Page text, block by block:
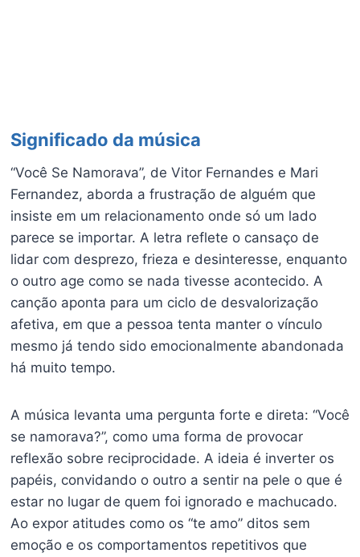
Significado da música
“Você Se Namorava”, de Vitor Fernandes e Mari
Fernandez, aborda a frustração de alguém que
insiste em um relacionamento onde só um lado
parece se importar. A letra reflete o cansaço de
lidar com desprezo, frieza e desinteresse, enquanto
o outro age como se nada tivesse acontecido. A
canção aponta para um ciclo de desvalorização
afetiva, em que a pessoa tenta manter o vínculo
mesmo já tendo sido emocionalmente abandonada
há muito tempo.
A música levanta uma pergunta forte e direta: “Você
se namorava?”, como uma forma de provocar
reflexão sobre reciprocidade. A ideia é inverter os
papéis, convidando o outro a sentir na pele o que é
estar no lugar de quem foi ignorado e machucado.
Ao expor atitudes como os “te amo” ditos sem
emoção e os comportamentos repetitivos que